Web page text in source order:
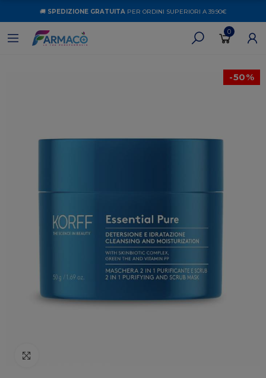
🚚 SPEDIZIONE GRATUITAPER ORDINI SUPERIORI A 39.90€
0
-50%